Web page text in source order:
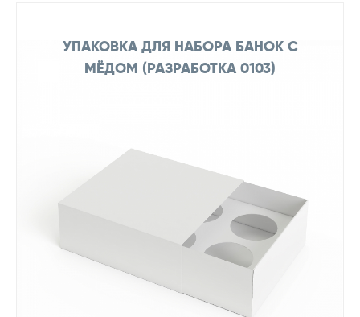
УПАКОВКА ДЛЯ НАБОРА БАНОК С
МЁДОМ (РАЗРАБОТКА 0103)